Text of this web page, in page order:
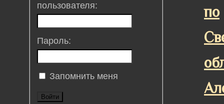
по
пользователя:
Пароль:
Запомнить меня
Войти